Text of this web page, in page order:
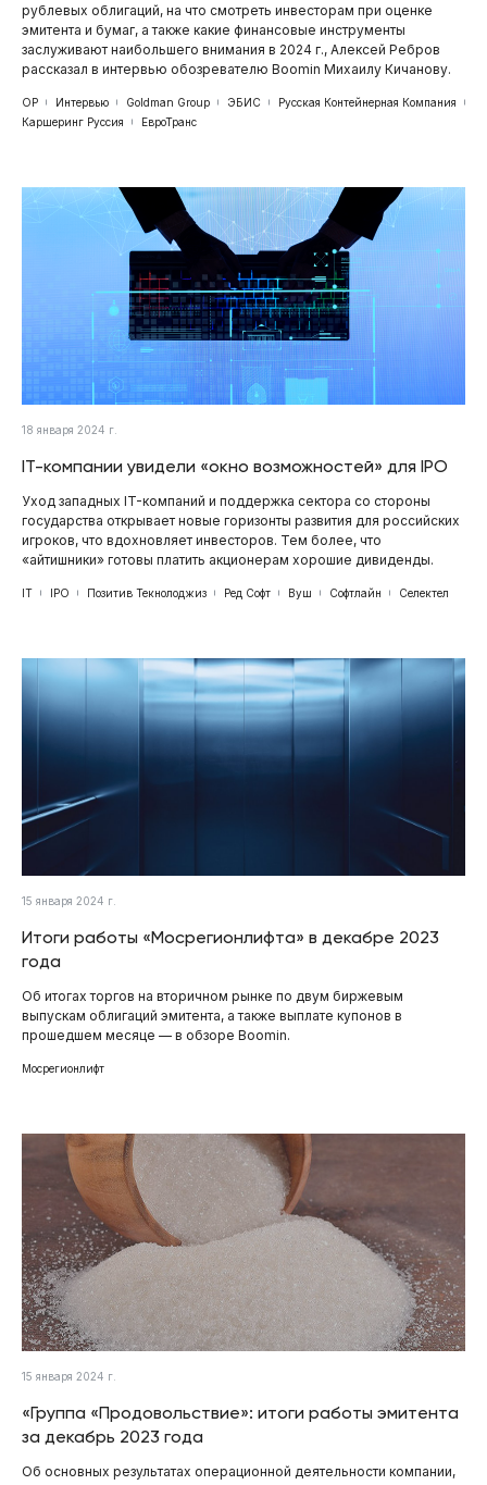
рублевых облигаций, на что смотреть инвесторам при оценке
эмитента и бумаг, а также какие финансовые инструменты
заслуживают наибольшего внимания в 2024 г., Алексей Ребров
рассказал в интервью обозревателю Boomin Михаилу Кичанову.
ОР Интервью Goldman Group ЭБИС
Русская Контейнерная Компания
Каршеринг Руссия
ЕвроТранс
18 января 2024 г.
IT-компании увидели «окно возможностей» для IPO
Уход западных IT-компаний и поддержка сектора со стороны
государства открывает новые горизонты развития для российских
игроков, что вдохновляет инвесторов. Тем более, что
«айтишники» готовы платить акционерам хорошие дивиденды.
IT IPO Позитив Текнолоджиз Ред Софт Вуш Софтлайн Селектел
15 января 2024 г.
Итоги работы «Мосрегионлифта» в декабре 2023
года
Об итогах торгов на вторичном рынке по двум биржевым
выпускам облигаций эмитента, а также выплате купонов в
прошедшем месяце — в обзоре Boomin.
Мосрегионлифт
15 января 2024 г.
«Группа «Продовольствие»: итоги работы эмитента
за декабрь 2023 года
Об основных результатах операционной деятельности компании,